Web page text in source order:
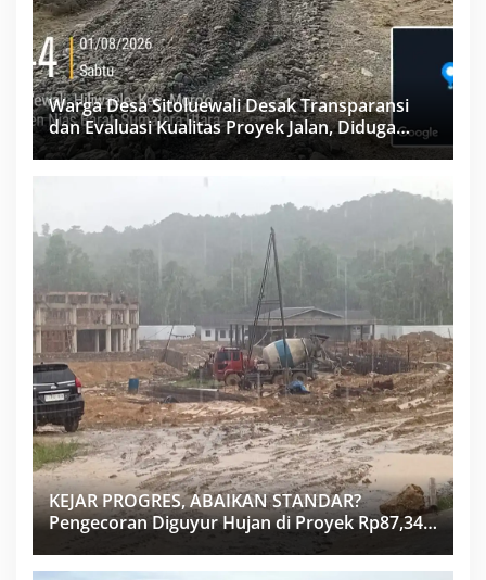
Warga Desa Sitoluewali Desak Transparansi
dan Evaluasi Kualitas Proyek Jalan, Diduga
Minim Informasi
KEJAR PROGRES, ABAIKAN STANDAR?
Pengecoran Diguyur Hujan di Proyek Rp87,34
Miliar Sukma Nias, Konsultan, Pengawas dan
PPK Bungkam